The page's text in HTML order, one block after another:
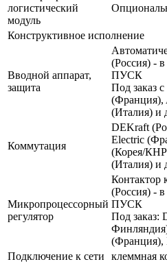
логистический
модуль
Конструктивное исполнение
Вводной аппарат,
защита
(Россия) -
ПУСК
Под заказ
(Франция),
(Италия) и
Коммутация
DEKraft
Electric
(Корея/
(Италия) и
Микропроцессорный
регулятор
Контактор
(Россия) -
ПУСК
Под заказ:
(Франция),
Подключение к сети
клеммная